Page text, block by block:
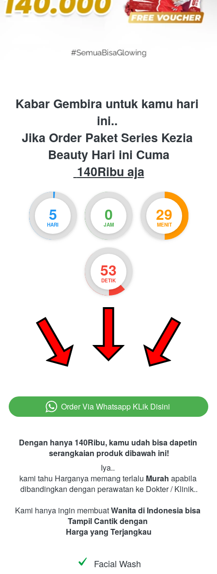
Kabar Gembira untuk kamu hari
ini..
Jika Order Paket Series Kezia
Beauty Hari ini Cuma
140Ribu aja
5
HARI
0
JAM
29
MENIT
52
DETIK
` Order Via Whatsapp KLik Disini
Dengan hanya 140Ribu, kamu udah bisa dapetin
serangkaian produk dibawah ini!
Iya..
kami tahu Harganya memang terlalu Murah apabila
dibandingkan dengan perawatan ke Dokter / Klinik..
Kami hanya ingin membuat Wanita di Indonesia bisa
Tampil Cantik dengan
Harga yang Terjangkau
Facial Wash